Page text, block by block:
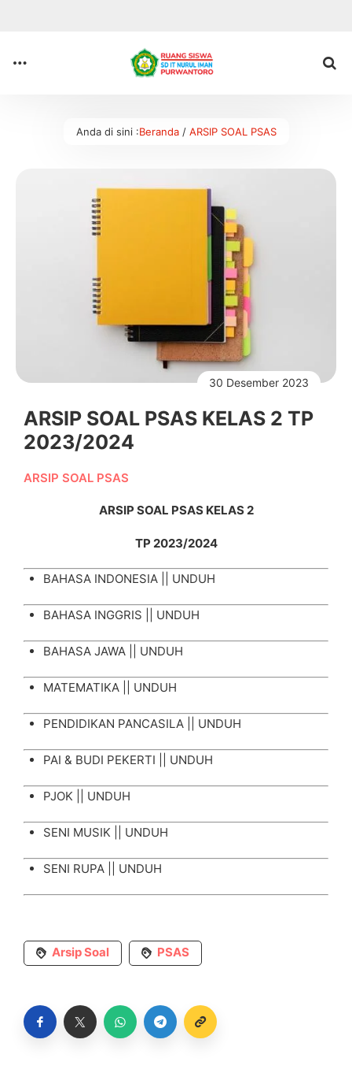
Anda di sini :Beranda/ ARSIP SOAL PSAS
30 Desember 2023
ARSIP SOAL PSAS KELAS 2 TP
2023/2024
ARSIP SOAL PSAS
ARSIP SOAL PSAS KELAS 2
TP 2023/2024
BAHASA INDONESIA || UNDUH
BAHASA INGGRIS || UNDUH
BAHASA JAWA || UNDUH
MATEMATIKA || UNDUH
PENDIDIKAN PANCASILA || UNDUH
PAI & BUDI PEKERTI || UNDUH
PJOK || UNDUH
SENI MUSIK || UNDUH
SENI RUPA || UNDUH
Arsip Soal PSAS